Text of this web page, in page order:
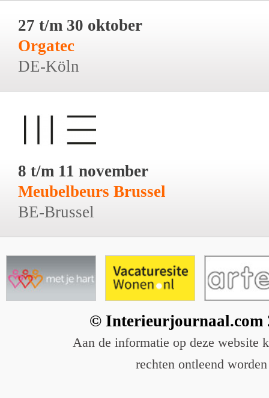
27 t/m 30 oktober
Orgatec
DE-Köln
8 t/m 11 november
Meubelbeurs Brussel
BE-Brussel
© Interieurjournaal.com
Aan de informatie op deze website
rechten ontleend worden